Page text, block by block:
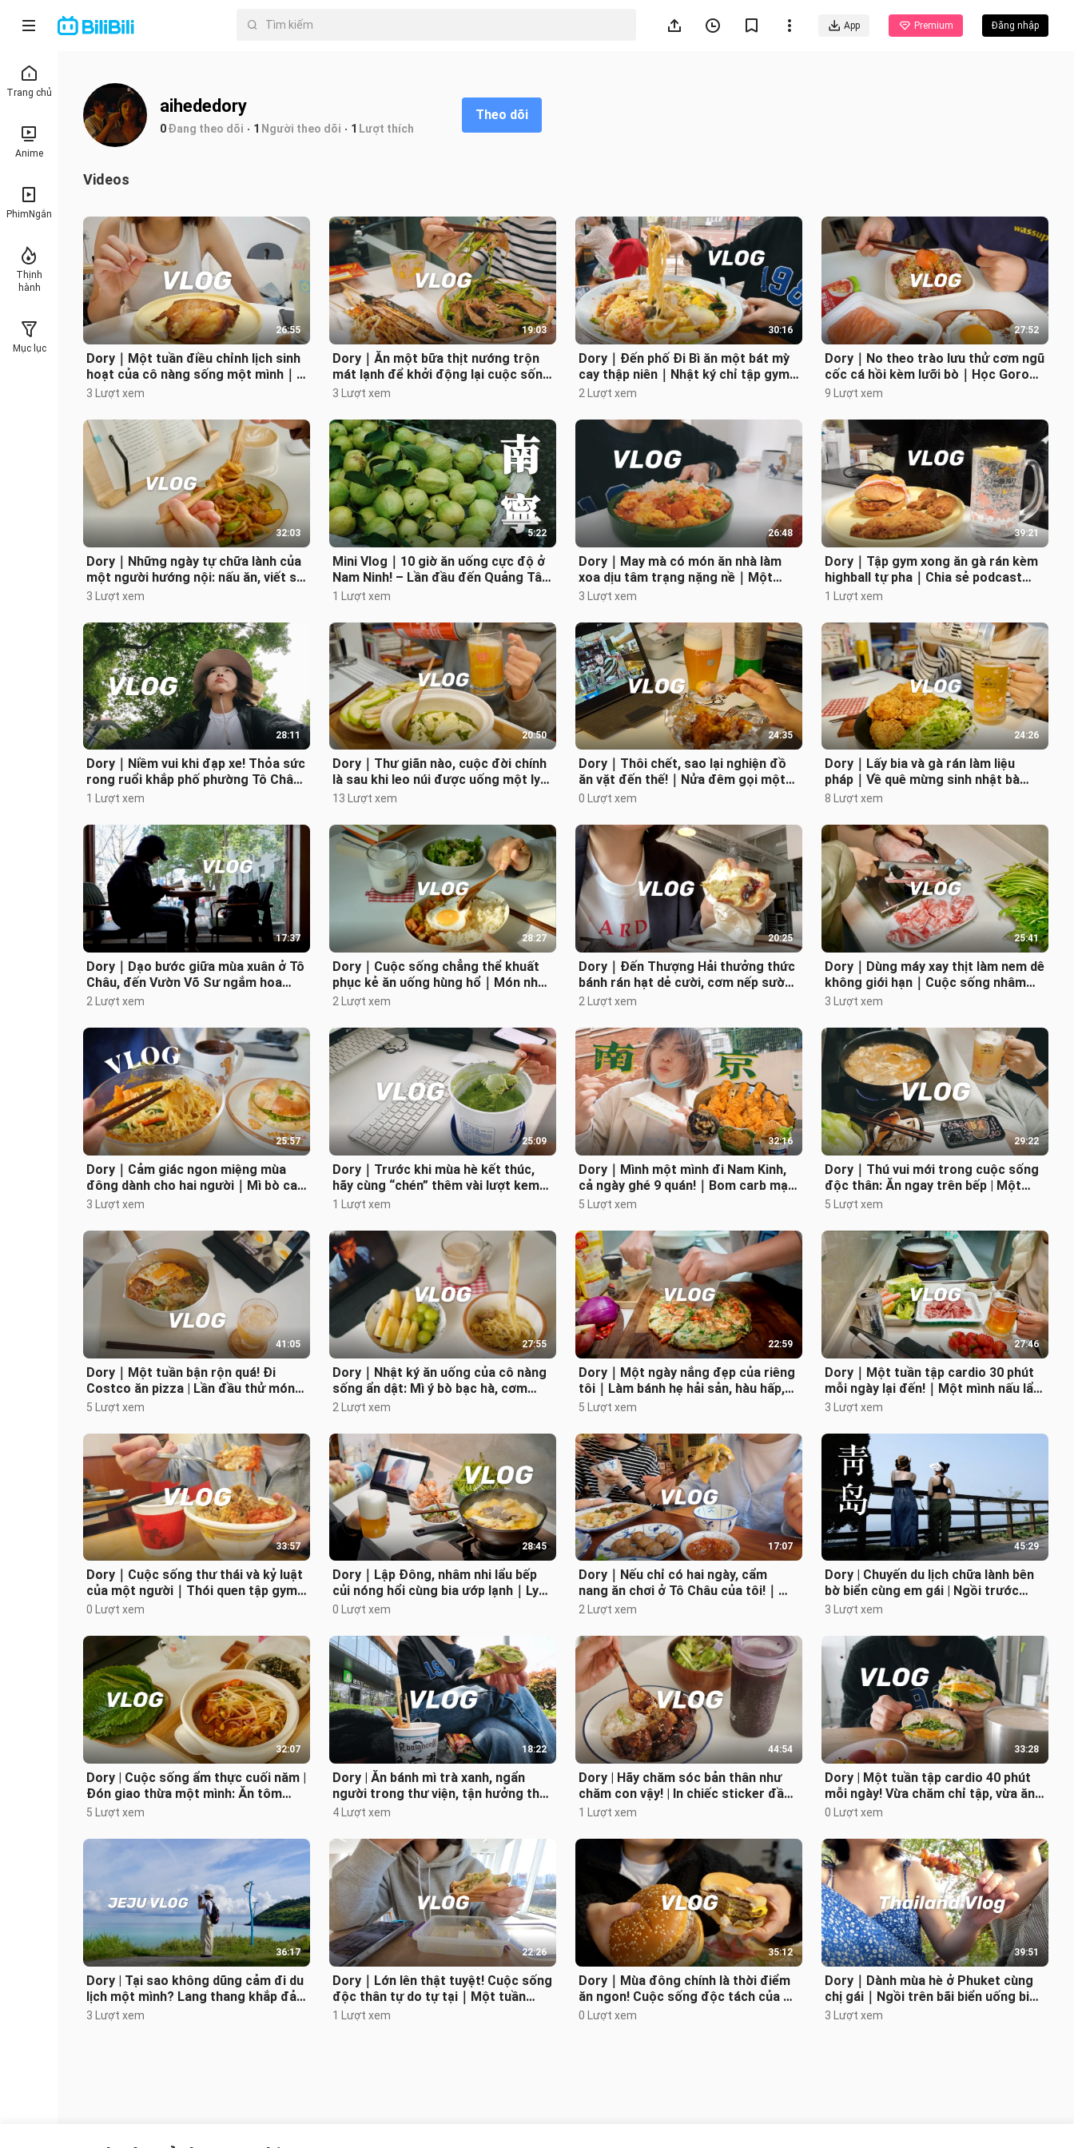
App Premium Đăng nhập
Trang chủ
Anime
PhimNgắn
Thịnh
hành
Mục lục
aihededory
0Đang theo dõi 1 Người theo dõi 1 Lượt thích
Theo dõi
Videos
26:55
Dory｜Một tuần điều chỉnh lịch sinh
hoạt của cô nàng sống một mình｜
Về quê ăn cơm bà nấu｜Chiếc ly rượu
3 Lượt xem
19:03
Dory｜Ăn một bữa thịt nướng trộn
mát lạnh để khởi động lại cuộc sống
của chính mình!｜Hướng dẫn vẽ tay
3 Lượt xem
30:16
Dory｜Đến phố Đi Bì ăn một bát mỳ
cay thập niên｜Nhật ký chỉ tập gym
mà không kiêng khem｜Mì gạo sốt
2 Lượt xem
27:52
Dory｜No theo trào lưu thử cơm ngũ
cốc cá hồi kèm lưỡi bò｜Học Goro
làm món sukiyaki hành boa-rô bơ th
9 Lượt xem
32:03
Dory｜Những ngày tự chữa lành của
một người hướng nội: nấu ăn, viết sổ
tay, uống rượu trắng｜Chia sẻ s
3 Lượt xem
5:22
Mini Vlog｜10 giờ ăn uống cực độ ở
Nam Ninh! – Lần đầu đến Quảng Tây,
món muốn ăn nhiều quá nhiều quá
1 Lượt xem
26:48
Dory｜May mà có món ăn nhà làm
xoa dịu tâm trạng nặng nề｜Một
mình tập gym, ngồi thư viện, dạo chợ
3 Lượt xem
39:21
Dory｜Tập gym xong ăn gà rán kèm
highball tự pha｜Chia sẻ podcast
yêu thích gần đây và chiếc túi nylon
1 Lượt xem
28:11
Dory｜Niềm vui khi đạp xe! Thỏa sức
rong ruổi khắp phố phường Tô Châu!
｜Một mình ăn nướng uống bia｜Thư
1 Lượt xem
20:50
Dory｜Thư giãn nào, cuộc đời chính
là sau khi leo núi được uống một ly
bia lạnh!｜Một mình đi bộ đường
13 Lượt xem
24:35
Dory｜Thôi chết, sao lại nghiện đồ
ăn vặt đến thế!｜Nửa đêm gọi một
suất gà rán uống bia｜Món cháo
0 Lượt xem
24:26
Dory｜Lấy bia và gà rán làm liệu
pháp｜Về quê mừng sinh nhật bà
ngoại｜Em gái dẫn đi ăn mì ếch ngon
8 Lượt xem
17:37
Dory｜Dạo bước giữa mùa xuân ở Tô
Châu, đến Vườn Võ Sư ngắm hoa
mộc lan｜Top 3 podcast tôi yêu
2 Lượt xem
28:27
Dory｜Cuộc sống chẳng thể khuất
phục kẻ ăn uống hùng hổ｜Món nhậu
mới: nấm mỡ xào đùi gà cùng bia
2 Lượt xem
20:25
Dory｜Đến Thượng Hải thưởng thức
bánh rán hạt dẻ cười, cơm nếp sườn
heo, xiên thịt thăn｜Nhâm nhi một
2 Lượt xem
25:41
Dory｜Dùng máy xay thịt làm nem dê
không giới hạn｜Cuộc sống nhâm
nhi một mình ngày đông｜Ngày
3 Lượt xem
25:57
Dory｜Cảm giác ngon miệng mùa
đông dành cho hai người｜Mì bò cay
thơm nức với thịt thăn nóng hổi kèm
3 Lượt xem
25:09
Dory｜Trước khi mùa hè kết thúc,
hãy cùng “chén” thêm vài lượt kem
và bia lạnh đã!｜Nhật ký của cô nàn
1 Lượt xem
32:16
Dory｜Mình một mình đi Nam Kinh,
cả ngày ghé 9 quán!｜Bom carb mạt
đoàn và cơm gạo đen ngon quá
5 Lượt xem
29:22
Dory｜Thú vui mới trong cuộc sống
độc thân: Ăn ngay trên bếp | Một
mình ở nhà thưởng thức cá nướng tỏ
5 Lượt xem
41:05
Dory｜Một tuần bận rộn quá! Đi
Costco ăn pizza | Lần đầu thử món
sườn bò luộc chấm mắm gừng! Dùng
5 Lượt xem
27:55
Dory｜Nhật ký ăn uống của cô nàng
sống ẩn dật: Mì ý bò bạc hà, cơm
trộn rau diếp, miến nấu nghêu, mì
2 Lượt xem
22:59
Dory｜Một ngày nắng đẹp của riêng
tôi｜Làm bánh hẹ hải sản, hàu hấp,
salad cua thanh mai｜Đùi gà phong
5 Lượt xem
27:46
Dory｜Một tuần tập cardio 30 phút
mỗi ngày lại đến!｜Một mình nấu lẩu
trên bếp ga, nhâm nhi bia｜Ra bãi
3 Lượt xem
33:57
Dory｜Cuộc sống thư thái và kỷ luật
của một người｜Thói quen tập gym
cùng huấn luyện viên nữ｜Sắp xếp đ
0 Lượt xem
28:45
Dory｜Lập Đông, nhâm nhi lẩu bếp
củi nóng hổi cùng bia ướp lạnh｜Ly
whisky nguyên chất đầu tiên! Ăn kè
0 Lượt xem
17:07
Dory｜Nếu chỉ có hai ngày, cẩm
nang ăn chơi ở Tô Châu của tôi!｜
Mang máy ảnh Ricoh đi dạo Phùng
2 Lượt xem
45:29
Dory | Chuyến du lịch chữa lành bên
bờ biển cùng em gái | Ngồi trước
cổng chợ cá vừa ăn thịt chiên g
3 Lượt xem
32:07
Dory | Cuộc sống ẩm thực cuối năm |
Đón giao thừa một mình: Ăn tôm
cay, uống rượu gạo, xem phim conc
5 Lượt xem
18:22
Dory | Ăn bánh mì trà xanh, ngẩn
người trong thư viện, tận hưởng thời
tiết đẹp một mình | Cùng em gá
4 Lượt xem
44:54
Dory | Hãy chăm sóc bản thân như
chăm con vậy! | In chiếc sticker đầu
tiên | Món ăn một mình: Sườn k
1 Lượt xem
33:28
Dory | Một tuần tập cardio 40 phút
mỗi ngày! Vừa chăm chỉ tập, vừa ăn
uống nghiêm túc | Cuộc sống th
0 Lượt xem
36:17
Dory | Tại sao không dũng cảm đi du
lịch một mình? Lang thang khắp đảo
Jeju, ăn cá đai hầm cay, thịt
3 Lượt xem
22:26
Dory｜Lớn lên thật tuyệt! Cuộc sống
độc thân tự do tự tại｜Một tuần
đắm mình trong thư viện｜Tự làm
1 Lượt xem
35:12
Dory｜Mùa đông chính là thời điểm
ăn ngon! Cuộc sống độc tách của cô
nàng ở nhà ngại giao tiếp | Whis
0 Lượt xem
39:51
Dory｜Dành mùa hè ở Phuket cùng
chị gái｜Ngồi trên bãi biển uống bia
và ăn xiên nướng ngắm hoàng hôn h
3 Lượt xem